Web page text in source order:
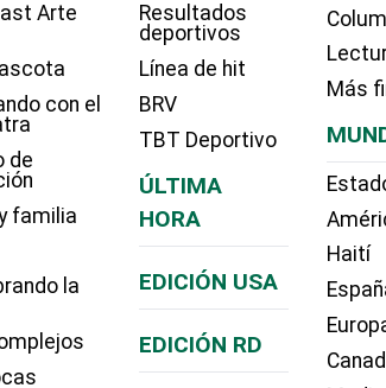
Arte
con el
de
familia
la
Resultados
deportivos
Línea de hit
BRV
TBT Deportivo
ÚLTIMA
HORA
EDICIÓN USA
EDICIÓN RD
Más
Haití